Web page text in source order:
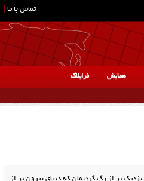
تماس با ما
همایش فرابلاگ
تر از رگ گردنمان که دنیای بیرون تر از